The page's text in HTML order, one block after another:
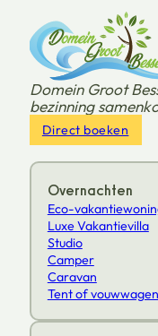
Domein Groot
bezinning
Direct boeken
Overnachten
Eco-
Luxe Vakantievilla
Studio
Camper
Caravan
Tent of vouwwagen